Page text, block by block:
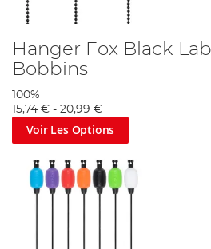
Hanger Fox Black
Bobbins
100%
15,74 € - 20,99 €
Voir Les Options